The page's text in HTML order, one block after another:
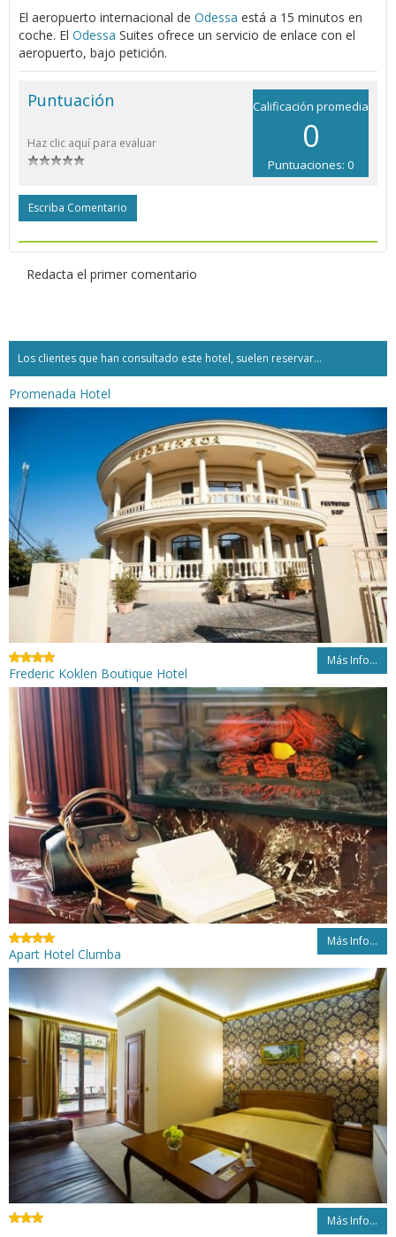
El aeropuerto internacional de Odessa está a 15 minutos en
coche. El Odessa Suites ofrece un servicio de enlace con el
aeropuerto, bajo petición.
Calificación promedia
0
Puntuaciones: 0
Puntuación
Haz clic aquí para evaluar
Escriba Comentario
Redacta el primer comentario
Los clientes que han consultado este hotel, suelen reservar...
Promenada Hotel
Más Info...
Frederic Koklen Boutique Hotel
Más Info...
Apart Hotel Clumba
Más Info...